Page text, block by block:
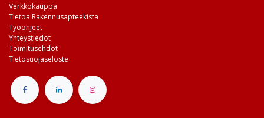
Verkkokauppa
Tietoa Rakennusapteekista
Työohjeet
Yhteystiedot
Toimitusehdot
Tietosuojaseloste